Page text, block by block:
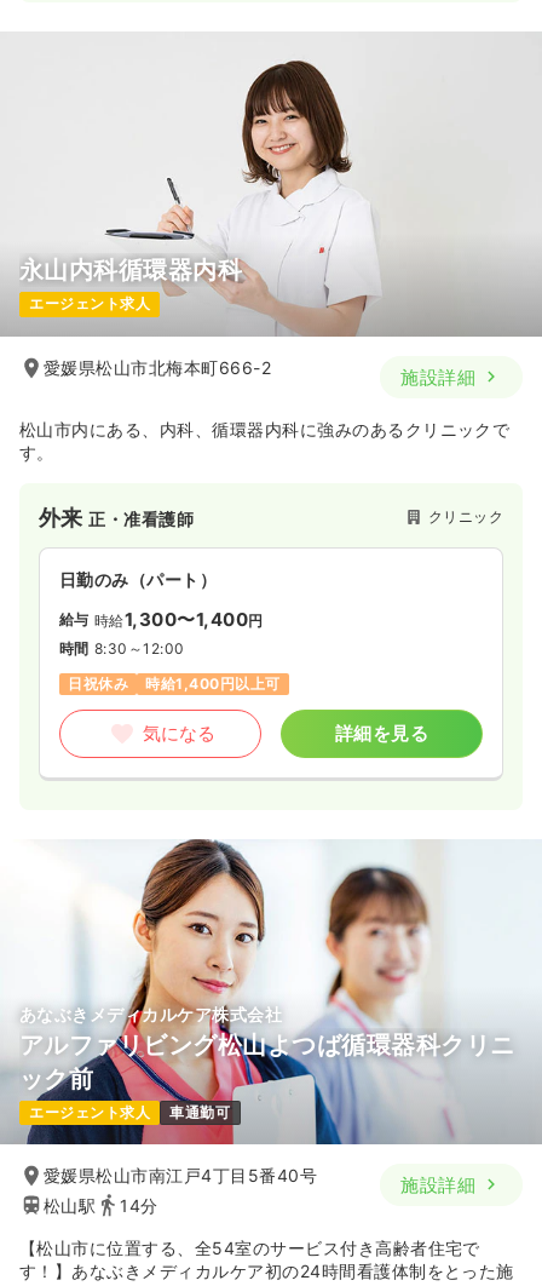
永山内科循環器内科
エージェント求人
愛媛県松山市北梅本町666-2 施設詳細
松山市内にある、内科、循環器内科に強みのあるクリニックで
す。
外来正・准看護師 クリニック
日勤のみ（パート）
給与 時給1,300〜1,400円
時間 8:30～12:00
日祝休み
時給1,400円以上可
気になる 詳細を見る
あなぶきメディカルケア株式会社
アルファリビング松山よつば循環器科クリニ
ック前
エージェント求人 車通勤可
愛媛県松山市南江戸4丁目5番40号
松山駅
14分
施設詳細
【松山市に位置する、全54室のサービス付き高齢者住宅で
す！】あなぶきメディカルケア初の24時間看護体制をとった施